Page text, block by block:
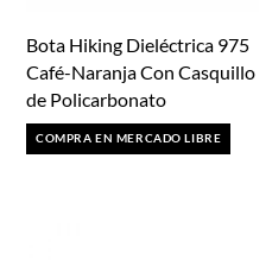
Bota Hiking Dieléctrica 975
Café-Naranja Con Casquillo
de Policarbonato
COMPRA EN MERCADO LIBRE